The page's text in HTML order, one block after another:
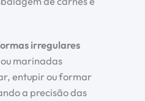
irregulares
marinadas
entupir ou formar
a precisão das